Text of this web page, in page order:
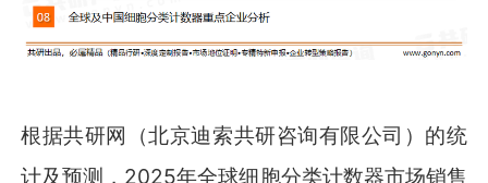
根据共研网（北京迪索共研咨询有限公司）的统
计及预测，2025年全球细胞分类计数器市场销售